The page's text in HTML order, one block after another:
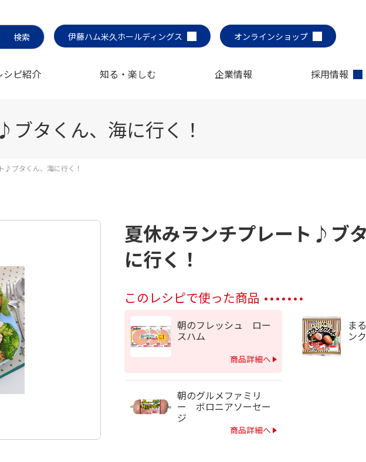
伊藤ハム米久ホールディングス
オンラインショップ
シピ紹介 知る・楽しむ 企業情報 採用情報
タくん、海に行く！
♪ブタくん、海に行く！
夏休みランチプレート♪ブ
に行く！
このレシピで使った商品
朝のフレッシュ ロー
スハム
商品詳細へ
ま
ン
朝のグルメファミリ
ー ボロニアソーセー
ジ
商品詳細へ